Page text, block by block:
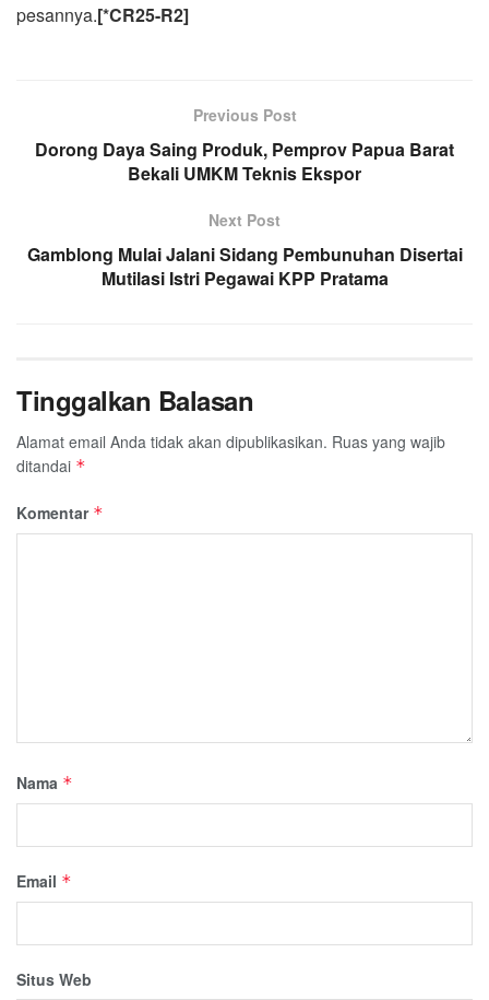
pesannya.[*CR25-R2]
Previous Post
Dorong Daya Saing Produk, Pemprov Papua Barat
Bekali UMKM Teknis Ekspor
Next Post
Gamblong Mulai Jalani Sidang Pembunuhan Disertai
Mutilasi Istri Pegawai KPP Pratama
Tinggalkan Balasan
Alamat email Anda tidak akan dipublikasikan. Ruas yang wajib
ditandai *
Komentar *
Nama *
Email *
Situs Web